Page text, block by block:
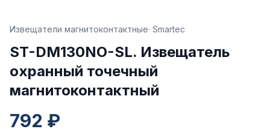
Извещатели магнитоконтактные· Smartec
ST-DM130NO-SL. Извещатель
охранный точечный
магнитоконтактный
792 ₽